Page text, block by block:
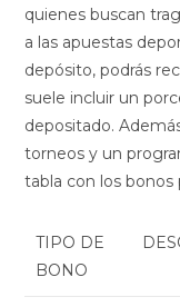
quienes buscan
a las apuestas
depósito, podrás
suele incluir un
depositado.
torneos y un
tabla con los bonos
TIPO DE
BONO